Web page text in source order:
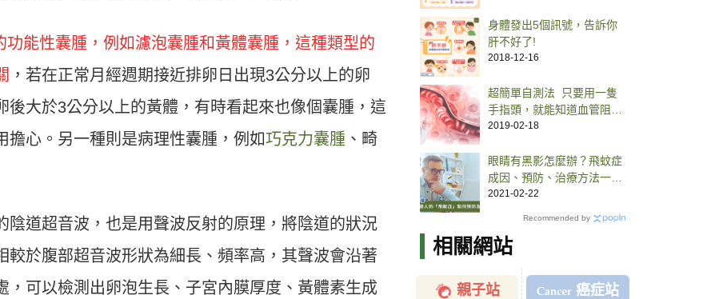
功能性囊腫，例如濾泡囊腫和黃體囊腫，這種類型的
，若在正常月經週期接近排卵日出現3公分以上的卵
後大於3公分以上的黃體，有時看起來也像個囊腫，這
心。另一種則是病理性囊腫，例如巧克力囊腫 、畸
陰道超音波，也是用聲波反射的原理，將陰道的狀況
較於腹部超音波形狀為細長、頻率高，其聲波會沿著
，可以檢測出卵泡生長、子宮內膜厚度、黃體素生成
身體發出5個訊號，告訴你
肝不好了!
2018-12-16
超簡單自測法 只要用一隻
手指頭，就能知道血管阻塞
了沒
2019-02-18
眼睛有黑影怎麼辦？飛蚊症
成因、預防、治療方法一次
看
2021-02-22
Recommended by
相關網站
親子站 癌症站